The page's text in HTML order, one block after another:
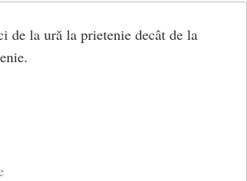
de la ură la prietenie decât de la